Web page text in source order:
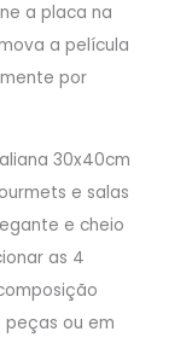
a placa na
a película
por
30x40cm
e salas
e cheio
as 4
peças ou em